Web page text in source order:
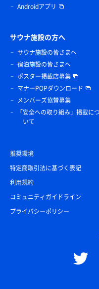
Androidアプリ
サウナ施設の方へ
サウナ施設の皆さまへ
宿泊施設の皆さまへ
ポスター掲載店募集
マナーPOPダウンロード
メンバーズ協賛募集
「安全への取り組み」掲載につ
いて
推奨環境
特定商取引法に基づく表記
利用規約
コミュニティガイドライン
プライバシーポリシー